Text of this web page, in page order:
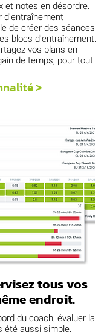
et notes en désordre.
d'entraînement
de créer des séances
blocs d'entraînement.
vos plans en
de temps, pour tout
>
tous vos
endroit.
du coach, évaluer la
été aussi simple.